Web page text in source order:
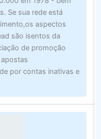
Se sua rede está
aspectos
são isentos da
de promoção
por contas inativas e